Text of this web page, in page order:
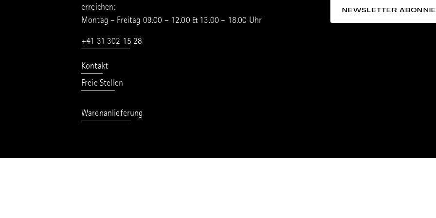
erreichen:
Montag – Freitag 09.00 – 12.00 & 13.00 – 18.00 Uhr
+41 31 302 15 28
Kontakt
Freie Stellen
Warenanlieferung